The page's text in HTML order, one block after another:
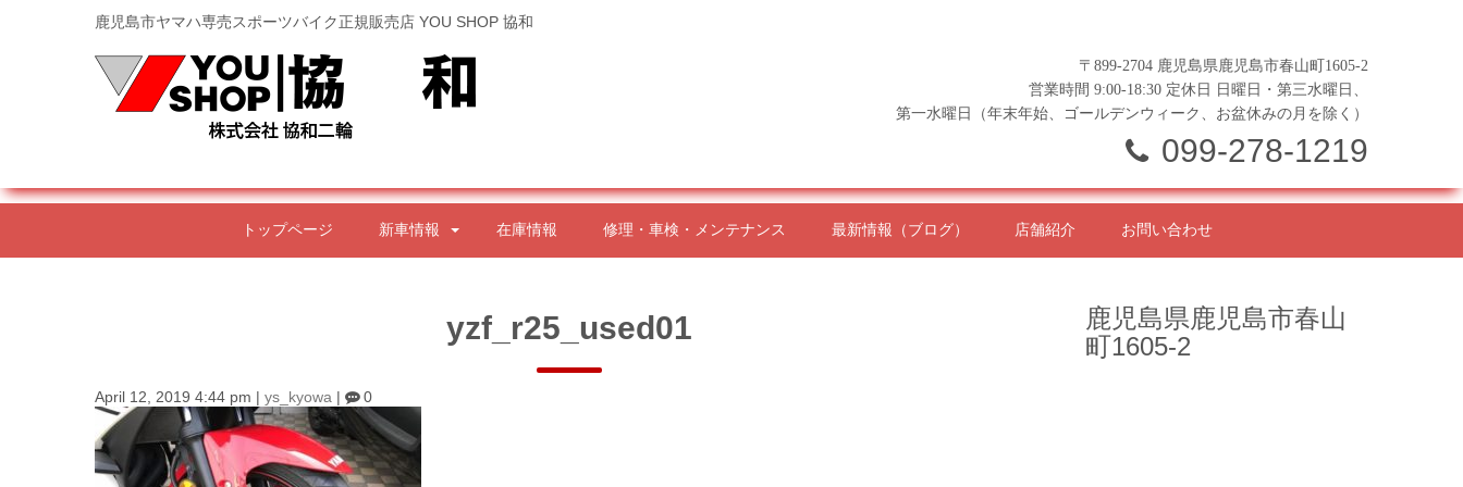
鹿児島市ヤマハ専売スポーツバイク正規販売店 YOU SHOP 協和
〒899-2704 鹿児島県鹿児島市春山町1605-2
営業時間 9:00-18:30 定休日 日曜日・第三水曜日、
第一水曜日（年末年始、ゴールデンウィーク、お盆休みの月を除く）
099-278-1219
トップページ 新車情報 在庫情報 修理・車検・メンテナンス 最新情報（ブログ） 店舗紹介 お問い合わせ
yzf_r25_used01
April 12, 2019 4:44 pm ys_kyowa 0
鹿児島県鹿児島市春山
町1605-2